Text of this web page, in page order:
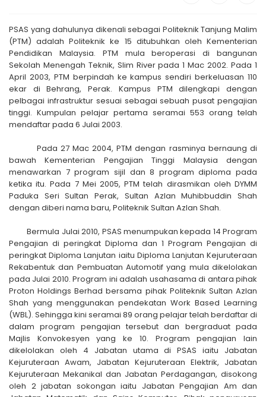
PSAS yang dahulunya dikenali sebagai Politeknik Tanjung Malim
(PTM) adalah Politeknik ke 15 ditubuhkan oleh Kementerian
Pendidikan Malaysia. PTM mula beroperasi di bangunan
Sekolah Menengah Teknik, Slim River pada 1 Mac 2002. Pada 1
April 2003, PTM berpindah ke kampus sendiri berkeluasan 110
ekar di Behrang, Perak. Kampus PTM dilengkapi dengan
pelbagai infrastruktur sesuai sebagai sebuah pusat pengajian
tinggi. Kumpulan pelajar pertama seramai 553 orang telah
mendaftar pada 6 Julai 2003.
Pada 27 Mac 2004, PTM dengan rasminya bernaung di
bawah Kementerian Pengajian Tinggi Malaysia dengan
menawarkan 7 program sijil dan 8 program diploma pada
ketika itu. Pada 7 Mei 2005, PTM telah dirasmikan oleh DYMM
Paduka Seri Sultan Perak, Sultan Azlan Muhibbuddin Shah
dengan diberi nama baru, Politeknik Sultan Azlan Shah.
Bermula Julai 2010, PSAS menumpukan kepada 14 Program
Pengajian di peringkat Diploma dan 1 Program Pengajian di
peringkat Diploma Lanjutan iaitu Diploma Lanjutan Kejuruteraan
Rekabentuk dan Pembuatan Automotif yang mula dikelolakan
pada Julai 2010. Program ini adalah usahasama di antara pihak
Proton Holdings Berhad bersama pihak Politeknik Sultan Azlan
Shah yang menggunakan pendekatan Work Based Learning
(WBL). Sehingga kini seramai 89 orang pelajar telah berdaftar di
dalam program pengajian tersebut dan bergraduat pada
Majlis Konvokesyen yang ke 10. Program pengajian lain
dikelolakan oleh 4 Jabatan utama di PSAS iaitu Jabatan
Kejuruteraan Awam, Jabatan Kejuruteraan Elektrik, Jabatan
Kejuruteraan Mekanikal dan Jabatan Perdagangan, disokong
oleh 2 jabatan sokongan iaitu Jabatan Pengajian Am dan